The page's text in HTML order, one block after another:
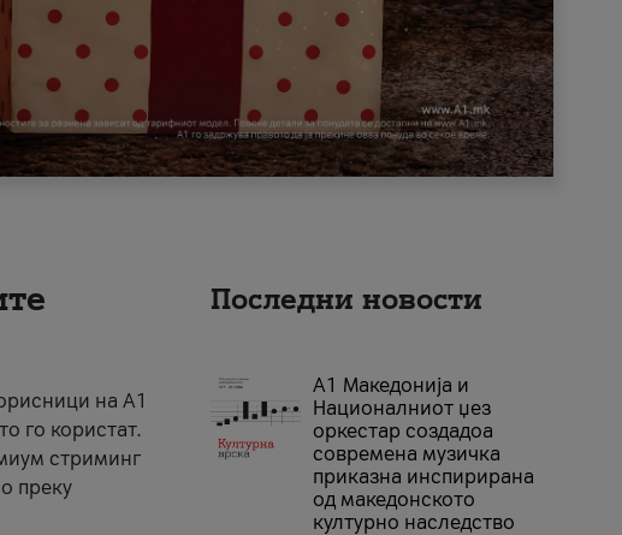
на A1
го користат.
стриминг
преку
Последни новости
А1 Македонија и
Националниот џез
оркестар создадоа
современа музичка
приказна инспирирана
од македонското
културно наследство